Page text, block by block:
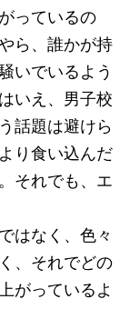
っているの
ら、誰かが持
いでいるよう
いえ、男子校
話題は避けら
り食い込んだ
それでも、エ
はなく、色々
、それでどの
がっているよ